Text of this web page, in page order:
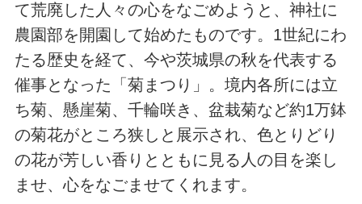
て荒廃した人々の心をなごめようと、神社に
農園部を開園して始めたものです。1世紀にわ
たる歴史を経て、今や茨城県の秋を代表する
催事となった「菊まつり」。境内各所には立
ち菊、懸崖菊、千輪咲き、盆栽菊など約1万鉢
の菊花がところ狭しと展示され、色とりどり
の花が芳しい香りとともに見る人の目を楽し
ませ、心をなごませてくれます。